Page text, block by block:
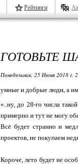
Рейтинги
ГОТОВЬТЕ
Понедельник, 25 Июня 2018 г.
умные и добрые люди, а
«..ну, до 28-го числа
примерно и тут не могу
Всё будет странно и
проектов, не покупаем
Короче, лето будет не